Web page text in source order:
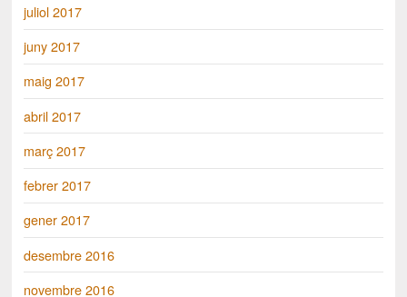
juliol 2017
juny 2017
maig 2017
abril 2017
març 2017
febrer 2017
gener 2017
desembre 2016
novembre 2016